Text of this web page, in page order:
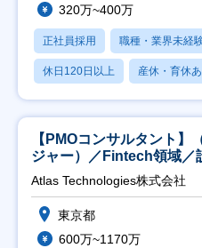
320万~400万
正社員採用 職種・業界未経
休日120日以上 産休・育休あ
【PMOコンサルタント】
ジャー）／Fintech領域／
Atlas Technologies株式会社
東京都
600万~1170万